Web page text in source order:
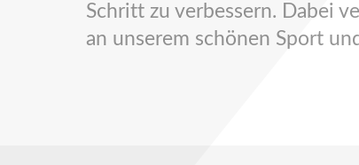
Schritt zu verbessern. Dabei
an unserem schönen Sport